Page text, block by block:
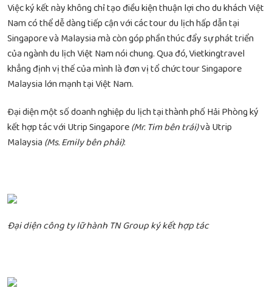
Việc ký kết này không chỉ tạo điều kiện thuận lợi cho du khách Việt
Nam có thể dễ dàng tiếp cận với các tour du lịch hấp dẫn tại
Singapore và Malaysia mà còn góp phần thúc đẩy sự phát triển
của ngành du lịch Việt Nam nói chung. Qua đó, Vietkingtravel
khẳng định vị thế của mình là đơn vị tổ chức tour Singapore
Malaysia lớn mạnh tại Việt Nam.
Đại diện một số doanh nghiệp du lịch tại thành phố Hải Phòng ký
kết hợp tác với Utrip Singapore(Mr. Tim bên trái)và Utrip
Malaysia (Ms. Emily bên phải):
Đại diện công ty lữ hành TN Group ký kết hợp tác